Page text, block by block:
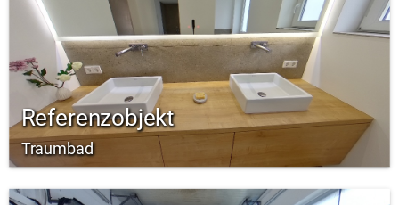
Referenzobjekt
Traumbad